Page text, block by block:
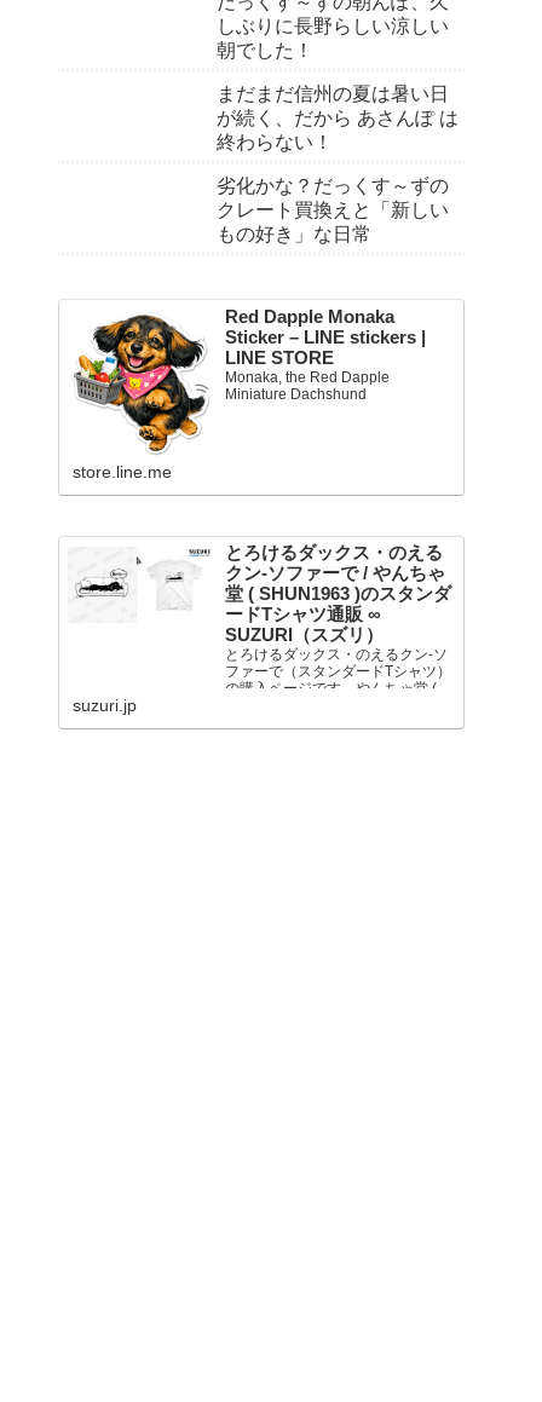
しぶりに長野らしい涼しい
朝でした！
まだまだ信州の夏は暑い日
が続く、だから あさんぽ は
終わらない！
劣化かな？だっくす～ずの
クレート買換えと「新しい
もの好き」な日常
Red Dapple Monaka
Sticker – LINE stickers |
LINE STORE
Monaka, the Red Dapple
Miniature Dachshund
store.line.me
とろけるダックス・のえる
クン-ソファーで / やんちゃ
堂 ( SHUN1963 )のスタンダ
ードTシャツ通販 ∞
SUZURI（スズリ）
とろけるダックス・のえるクン-ソ
ファーで（スタンダードTシャツ）
の購入ページです。やんちゃ堂 (
suzuri.jp